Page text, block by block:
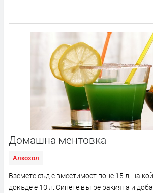
Домашна ментовка
Алкохол
Вземете съд с вместимост поне 15 л, на
докъде е 10 л. Сипете вътре ракията и